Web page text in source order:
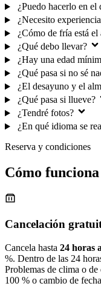
¿Puedo hacerlo en el
¿Necesito
¿Cómo de fría está el
¿Qué debo llevar?
¿Hay una edad
¿Qué pasa si no sé
¿El desayuno y el
¿Qué pasa si llueve?
¿Tendré fotos?
¿En qué idioma se
Reserva y condiciones
Cómo
Cancelación
Cancela hasta 24 horas
%. Dentro de las 24
Problemas de clima o
100 % o cambio de